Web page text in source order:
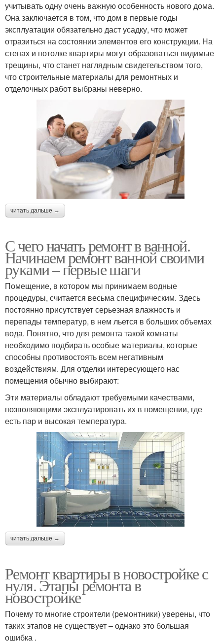
учитывать одну очень важную особенность нового дома.
Она заключается в том, что дом в первые годы
эксплуатации обязательно даст усадку, что может
отразиться на состоянии элементов его конструкции. На
стенах и потолке квартиры могут образоваться видимые
трещины, что станет наглядным свидетельством того,
что строительные материалы для ремонтных и
отделочных работ выбраны неверно.
читать дальше →
С чего начать ремонт в ванной.
Начинаем ремонт ванной своими
руками – первые шаги
Помещение, в котором мы принимаем водные
процедуры, считается весьма специфическим. Здесь
постоянно присутствует серьезная влажность и
перепады температур, в нем льется в больших объемах
вода. Понятно, что для ремонта такой комнаты
необходимо подбирать особые материалы, которые
способны противостоять всем негативным
воздействиям. Для отделки интересующего нас
помещения обычно выбирают:
Эти материалы обладают требуемыми качествами,
позволяющими эксплуатировать их в помещении, где
есть пар и высокая температура.
читать дальше →
Ремонт квартиры в новостройке с
нуля. Этапы ремонта в
новостройке
Почему то многие строители (ремонтники) уверены, что
таких этапов не существует – однако это большая
ошибка .